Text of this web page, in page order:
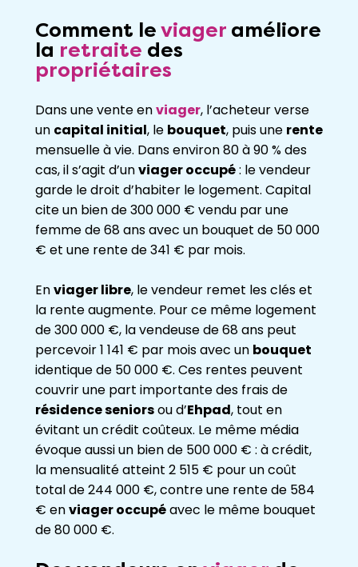
Comment le viager améliore
la retraite des
propriétaires
Dans une vente enviager, l’acheteur verse
un capital initial, le bouquet, puis une rente
mensuelle à vie. Dans environ 80 à 90 % des
cas, il s’agit d’unviager occupé: le vendeur
garde le droit d’habiter le logement. Capital
cite un bien de 300 000 € vendu par une
femme de 68 ans avec un bouquet de 50 000
€ et une rente de 341 € par mois.
Enviager libre, le vendeur remet les clés et
la rente augmente. Pour ce même logement
de 300 000 €, la vendeuse de 68 ans peut
percevoir 1 141 € par mois avec un bouquet
identique de 50 000 €. Ces rentes peuvent
couvrir une part importante des frais de
résidence seniorsou d’Ehpad, tout en
évitant un crédit coûteux. Le même média
évoque aussi un bien de 500 000 € : à crédit,
la mensualité atteint 2 515 € pour un coût
total de 244 000 €, contre une rente de 584
€ enviager occupéavec le même bouquet
de 80 000 €.